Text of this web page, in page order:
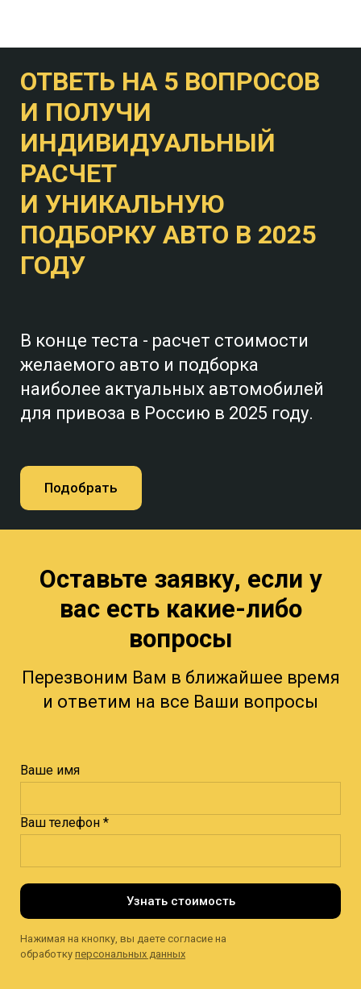
ОТВЕТЬ НА 5 ВОПРОСОВ
И ПОЛУЧИ
ИНДИВИДУАЛЬНЫЙ
РАСЧЕТ
И УНИКАЛЬНУЮ
ПОДБОРКУ АВТО В 2025
ГОДУ
В конце теста - расчет стоимости
желаемого авто и подборка
наиболее актуальных автомобилей
для привоза в Россию в 2025 году.
Подобрать
Оставьте заявку, если у
вас есть какие-либо
вопросы
Перезвоним Вам в ближайшее время
и ответим на все Ваши вопросы
Ваше имя
Ваш телефон *
Узнать стоимость
Нажимая на кнопку, вы даете согласие на
обработку персональных данных